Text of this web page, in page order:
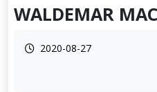
WALDEMAR
2020-08-27